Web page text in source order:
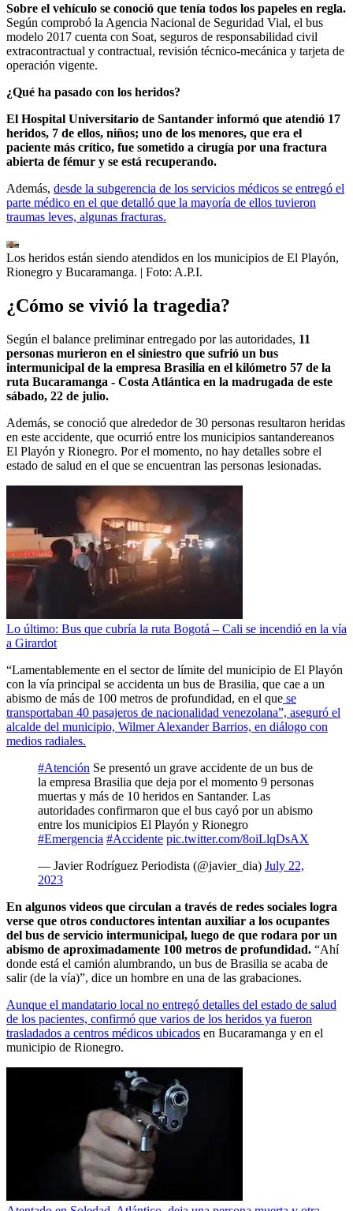
Sobre el vehículo se conoció que tenía todos los papeles en regla.
Según comprobó la Agencia Nacional de Seguridad Vial, el bus
modelo 2017 cuenta con Soat, seguros de responsabilidad civil
extracontractual y contractual, revisión técnico-mecánica y tarjeta de
operación vigente.
¿Qué ha pasado con los heridos?
El Hospital Universitario de Santander informó que atendió 17
heridos, 7 de ellos, niños; uno de los menores, que era el
paciente más crítico, fue sometido a cirugía por una fractura
abierta de fémur y se está recuperando.
Además, desde la subgerencia de los servicios médicos se entregó el
parte médico en el que detalló que la mayoría de ellos tuvieron
traumas leves, algunas fracturas.
Los heridos están siendo atendidos en los municipios de El Playón,
Rionegro y Bucaramanga. | Foto: A.P.I.
¿Cómo se vivió la tragedia?
Según el balance preliminar entregado por las autoridades, 11
personas murieron en el siniestro que sufrió un bus
intermunicipal de la empresa Brasilia en el kilómetro 57 de la
ruta Bucaramanga - Costa Atlántica en la madrugada de este
sábado, 22 de julio.
Además, se conoció que alrededor de 30 personas resultaron heridas
en este accidente, que ocurrió entre los municipios santandereanos
El Playón y Rionegro. Por el momento, no hay detalles sobre el
estado de salud en el que se encuentran las personas lesionadas.
Lo último: Bus que cubría la ruta Bogotá – Cali se incendió en la vía
a Girardot
“Lamentablemente en el sector de límite del municipio de El Playón
con la vía principal se accidenta un bus de Brasilia, que cae a un
abismo de más de 100 metros de profundidad, en el que se
transportaban 40 pasajeros de nacionalidad venezolana”, aseguró el
alcalde del municipio, Wilmer Alexander Barrios, en diálogo con
medios radiales.
#Atención Se presentó un grave accidente de un bus de
la empresa Brasilia que deja por el momento 9 personas
muertas y más de 10 heridos en Santander. Las
autoridades confirmaron que el bus cayó por un abismo
entre los municipios El Playón y Rionegro
#Emergencia #Accidente pic.twitter.com/8oiLlqDsAX
— Javier Rodríguez Periodista (@javier_dia) July 22,
2023
En algunos videos que circulan a través de redes sociales logra
verse que otros conductores intentan auxiliar a los ocupantes
del bus de servicio intermunicipal, luego de que rodara por un
abismo de aproximadamente 100 metros de profundidad. “Ahí
donde está el camión alumbrando, un bus de Brasilia se acaba de
salir (de la vía)”, dice un hombre en una de las grabaciones.
Aunque el mandatario local no entregó detalles del estado de salud
de los pacientes, confirmó que varios de los heridos ya fueron
trasladados a centros médicos ubicados en Bucaramanga y en el
municipio de Rionegro.